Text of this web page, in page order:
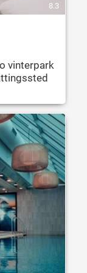
8.3
vinterpark